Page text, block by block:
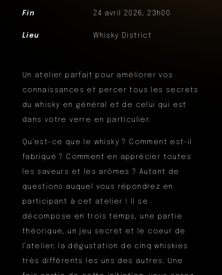
Fin 24 avril 2026, 23h00
Lieu Whisky District
Un atelier parfait pour améliorer vos
connaissances et percer tous les secrets
du whisky en général et de celui qui est
dans votre verre en particulier.
Qu’est-ce que le whisky ? Comment est-il
fabriqué ? Comment en apprécier toutes
les saveurs et les arômes ? Autant de
questions auquel vous répondrez en
participant à cet atelier ! Il se
décompose en trois temps, une partie
théorique, un jeu secret et le coeur de
l’atelier: la dégustation de cinq whiskies
très différents les uns des autres. Une